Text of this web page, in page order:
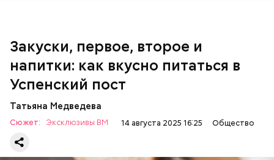
Закуски, первое, второе и
напитки: как вкусно питаться в
Успенский пост
Татьяна Медведева
Сюжет: Эксклюзивы ВМ 14 августа 2025 16:25 Общество
зелень петрушки и укропа.